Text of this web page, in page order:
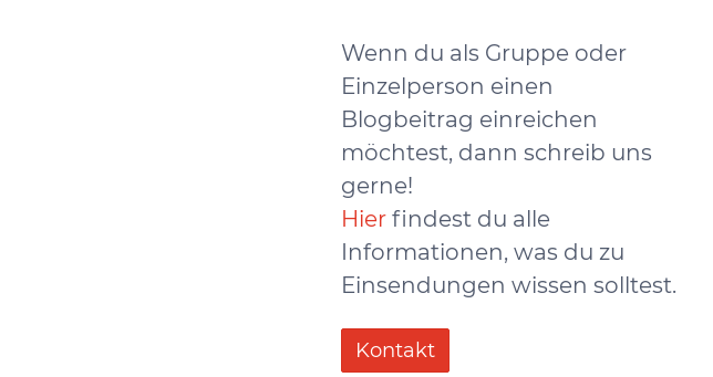
Wenn du als Gruppe oder
Einzelperson einen
Blogbeitrag einreichen
möchtest, dann schreib uns
gerne!
Hier findest du alle
Informationen, was du zu
Einsendungen wissen solltest.
Kontakt